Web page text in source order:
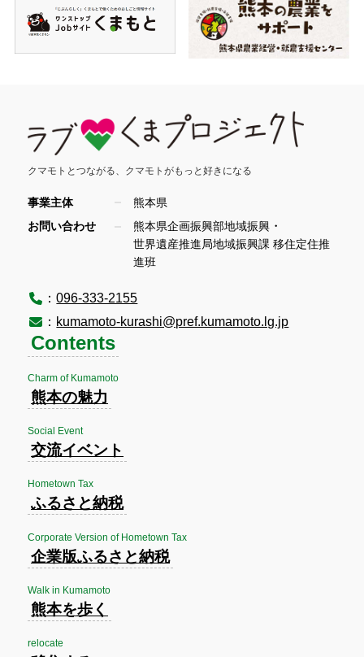
クマモトとつながる、 クマモトがもっと好きになる
事業主体
熊本県
お問い合わせ
熊本県企画振興部地域振興 ・
世界遺産推進局地域振興課 移住定住推
進班
：096-333-2155
： kumamoto-kurashi@pref.kumamoto.lg.jp
Contents
Charm of Kumamoto
熊本の魅力
Social Event
交流イベント
Hometown Tax
ふるさと納税
Corporate Version of Hometown Tax
企業版ふるさと納税
Walk in Kumamoto
熊本を歩く
relocate